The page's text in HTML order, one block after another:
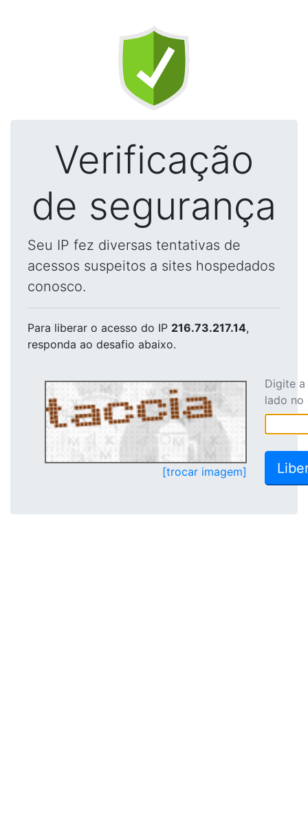
Verificação
de segurança
Seu IP fez diversas tentativas de
acessos suspeitos a sites hospedados
conosco.
Para liberar o acesso do IP 216.73.217.14,
responda ao desafio abaixo.
[trocar imagem]
Digite
lado no